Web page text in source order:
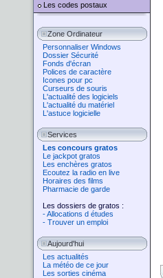
Les codes postaux
Zone Ordinateur
Personnaliser Windows
Dossier Sécurité
Fonds d'écran
Polices de caractère
Icones pour pc
Curseurs de souris
L'actualité des logiciels
L'actualité du matériel
L'astuce logicielle
Services
Les concours gratos
Le jackpot gratos
Les enchères gratos
Ecoutez la radio en live
Horaires des films
Pharmacie de garde
Les dossiers de gratos :
- Allocations d études
- Trouver un emploi
Aujourd'hui
Les actualités
La météo de ce jour
Les sorties cinéma